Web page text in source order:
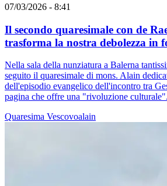
07/03/2026 - 8:41
Il secondo quaresimale con de
trasforma la nostra debolezza in
Nella sala della nunziatura a Balerna
seguito il quaresimale di mons. Alain
dell'episodio evangelico dell'incontro tra
pagina che offre una "rivoluzione culturale".
Quaresima Vescovoalain